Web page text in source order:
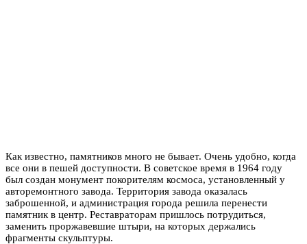
Как известно, памятников много не бывает. Очень удобно, когда
все они в пешей доступности. В советское время в 1964 году
был создан монумент покорителям космоса, установленный у
авторемонтного завода. Территория завода оказалась
заброшенной, и администрация города решила перенести
памятник в центр. Реставраторам пришлось потрудиться,
заменить проржавевшие штыри, на которых держались
фрагменты скульптуры.